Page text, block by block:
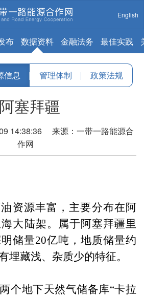
English
布 数据资料 金融法务 最佳实践
信息 | 管理体制 | 政策法规
阿塞拜疆
14:38:36 来源：一带一路能源合
作网
资源丰富，主要分布在阿
大陆架。属于阿塞拜疆里
储量20亿吨，地质储量约
埋藏浅、杂质少的特征。
个地下天然气储备库“卡拉